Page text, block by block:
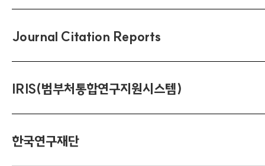
Journal Citation Reports
IRIS(범부처통합연구지원시스템)
한국연구재단